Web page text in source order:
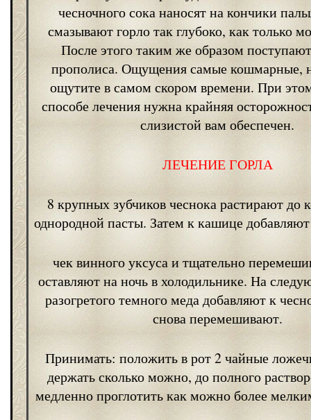
чесночного сока наносят на кончики
смазывают горло так глубоко, как только
После этого таким же образом
прополиса. Ощущения самые кошмарные,
ощутите в самом скором времени. При
способе лечения нужна крайняя
слизистой вам обеспечен.
ЛЕЧЕНИЕ ГОРЛА
8 крупных зубчиков чеснока растирают до
однородной пасты. Затем к кашице
чек винного уксуса и тщательно
оставляют на ночь в холодильнике. На
разогретого темного меда добавляют к
снова перемешивают.
Принимать: положить в рот 2 чайные
держать сколько можно, до полного
медленно проглотить как можно более